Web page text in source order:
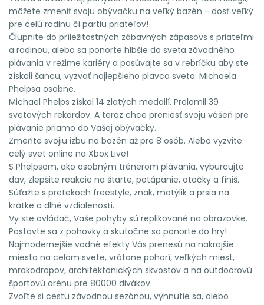
môžete zmeniť svoju obývačku na veľký bazén - dosť veľký
pre celú rodinu či partiu priateľov!
Člupnite do príležitostných zábavných zápasovs s priateľmi
a rodinou, alebo sa ponorte hlbšie do sveta závodného
plávania v režime kariéry a posúvajte sa v rebríčku aby ste
získali šancu, vyzvať najlepšieho plavca sveta: Michaela
Phelpsa osobne.
Michael Phelps získal 14 zlatých medailí. Prelomil 39
svetových rekordov. A teraz chce preniesť svoju vášeň pre
plávanie priamo do Vašej obývačky.
Zmeňte svojiu izbu na bazén až pre 8 osôb. Alebo vyzvite
celý svet online na Xbox Live!
S Phelpsom, ako osobným trénerom plávania, vyburcujte
dav, zlepšite reakcie na štarte, potápanie, otočky a finiš.
Súťažte s pretekoch freestyle, znak, motýlik a prsia na
krátke a dlhé vzdialenosti.
Vy ste ovládač, Vaše pohyby sú replikované na obrazovke.
Postavte sa z pohovky a skutočne sa ponorte do hry!
Najmodernejšie vodné efekty Vás prenesú na nakrajšie
miesta na celom svete, vrátane pohorí, veľkých miest,
mrakodrapov, architektonických skvostov a na outdoorovú
športovú arénu pre 80000 divákov.
Zvoľte si cestu závodnou sezónou, vyhnutie sa, alebo